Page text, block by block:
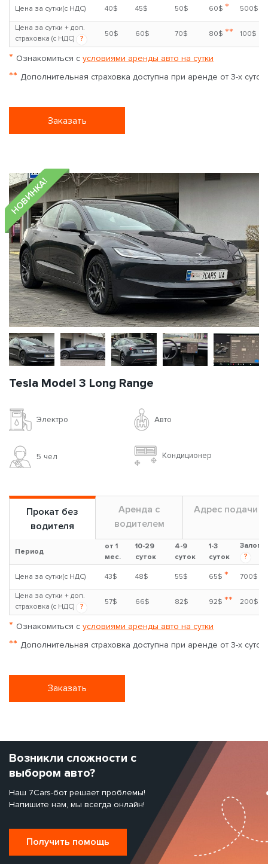
Цена за сутки(с НДС) 40$ 45$ 50$ 60$ * 500$
Цена за сутки + доп.
страховка (с НДС)
?
50$ 60$ 70$ 80$ ** 100$
* Ознакомиться с условиями аренды авто на сутки
** Дополнительная страховка доступна при аренде от 3-х суток
Заказать
НОВИНКА!
Tesla Model 3 Long Range
Электро Авто
5 чел Кондиционер
Прокат без
водителя
Аренда с
водителем
Адрес подачи
Период
от 1
мес.
10-29
суток
4-9
суток
1-3
суток
Залог
?
Цена за сутки(с НДС) 43$ 48$ 55$ 65$ * 700$
Цена за сутки + доп.
страховка (с НДС)
?
57$ 66$ 82$ 92$ ** 200$
* Ознакомиться с условиями аренды авто на сутки
** Дополнительная страховка доступна при аренде от 3-х суток
Заказать
Возникли сложности с
выбором авто?
Наш 7Cars-бот решает проблемы!
Напишите нам, мы всегда онлайн!
Получить помощь